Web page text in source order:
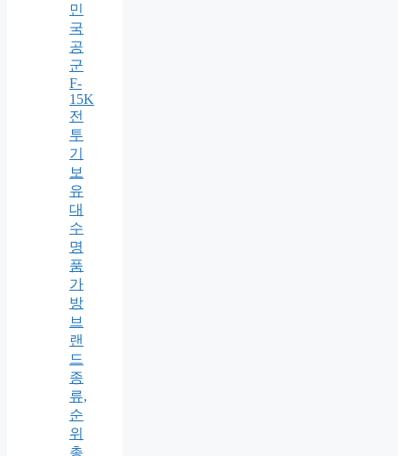
민
국
공
군
F-
15K
전
투
기
보
유
대
수
명
품
가
방
브
랜
드
종
류,
순
위
총